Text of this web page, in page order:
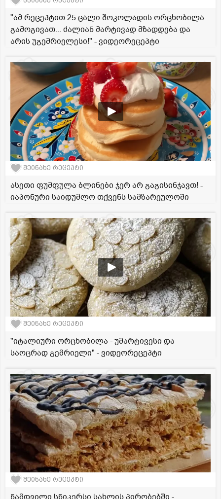
"ამ რეცეპტით 25 ცალი შოკოლადის ორცხობილა
გამოგივათ... ძალიან მარტივად მზადდება და
არის უგემრიელესი!" - ვიდეორეცეპტი
შეინახე რეცეპტი
ასეთი ფუმფულა ბლინები ჯერ არ გაგისინჯავთ! -
იაპონური საიდუმლო თქვენს სამზარეულოში
შეინახე რეცეპტი
"იტალიური ორცხობილა - უმარტივესი და
საოცრად გემრიელი" - ვიდეორეცეპტი
შეინახე რეცეპტი
ნამდვილი სნიკერსი სახლის პირობებში -